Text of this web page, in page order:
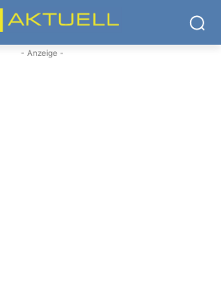
- Anzeige -